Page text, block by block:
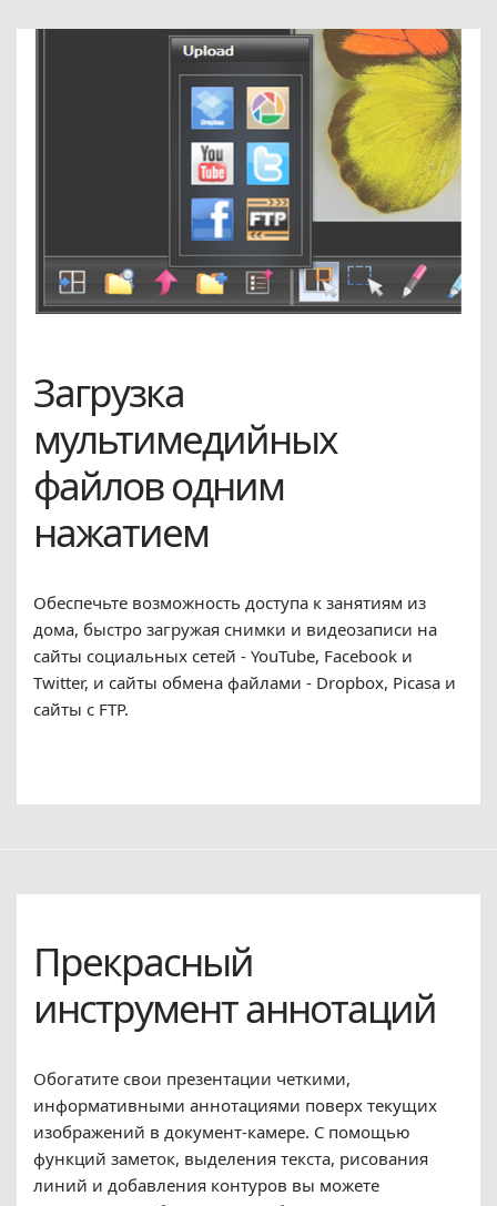
Загрузка
мультимедийных
файлов одним
нажатием
Обеспечьте возможность доступа к занятиям из
дома, быстро загружая снимки и видеозаписи на
сайты социальных сетей - YouTube, Facebook и
Twitter, и сайты обмена файлами - Dropbox, Picasa и
сайты с FTP.
Прекрасный
инструмент аннотаций
Обогатите свои презентации четкими,
информативными аннотациями поверх текущих
изображений в документ-камере. С помощью
функций заметок, выделения текста, рисования
линий и добавления контуров вы можете